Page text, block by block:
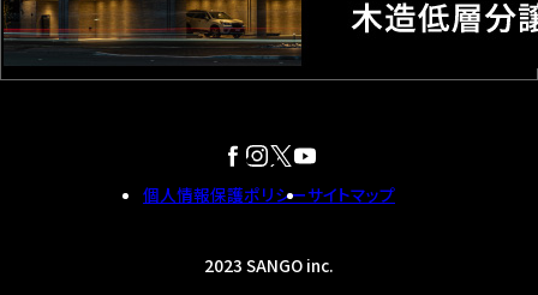
個人情報保護ポリシーサイトマップ
2023 SANGO inc.